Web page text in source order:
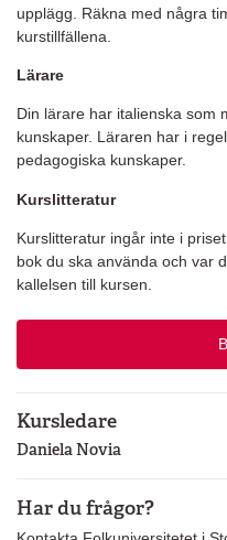
upplägg. Räkna med några
kurstillfällena.
Lärare
Din lärare har italienska som
kunskaper. Läraren har i
pedagogiska kunskaper.
Kurslitteratur
Kurslitteratur ingår inte i
bok du ska använda och var
kallelsen till kursen.
Kursledare
Daniela Novia
Har du frågor?